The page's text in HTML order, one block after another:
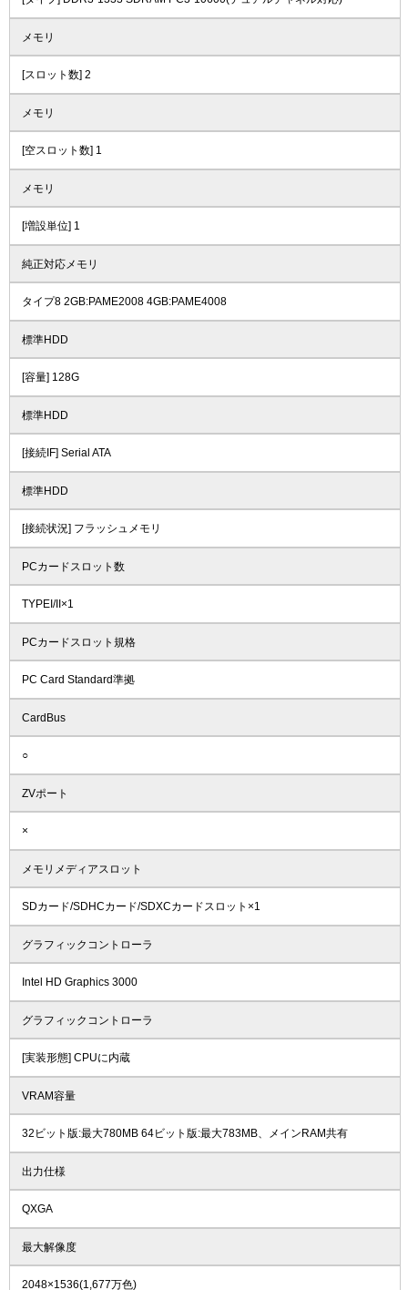
メモリ
[スロット数] 2
メモリ
[空スロット数] 1
メモリ
[増設単位] 1
純正対応メモリ
タイプ8 2GB:PAME2008 4GB:PAME4008
標準HDD
[容量] 128G
標準HDD
[接続IF] Serial ATA
標準HDD
[接続状況] フラッシュメモリ
PCカードスロット数
TYPEI/II×1
PCカードスロット規格
PC Card Standard準拠
CardBus
○
ZVポート
×
メモリメディアスロット
SDカード/SDHCカード/SDXCカードスロット×1
グラフィックコントローラ
Intel HD Graphics 3000
グラフィックコントローラ
[実装形態] CPUに内蔵
VRAM容量
32ビット版:最大780MB 64ビット版:最大783MB、メインRAM共有
出力仕様
QXGA
最大解像度
2048×1536(1,677万色)